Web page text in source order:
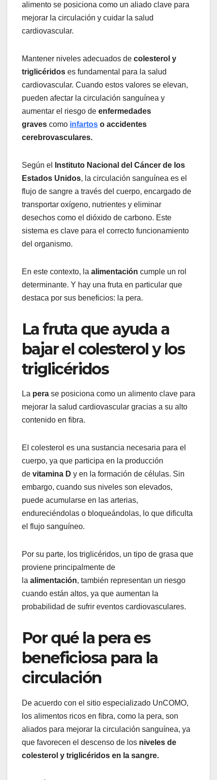
alimento se posiciona como un aliado clave para
mejorar la circulación y cuidar la salud
cardiovascular.
Mantener niveles adecuados de colesterol y
triglicéridos es fundamental para la salud
cardiovascular. Cuando estos valores se elevan,
pueden afectar la circulación sanguínea y
aumentar el riesgo de enfermedades
graves como infartos o accidentes
cerebrovasculares.
Según el
Instituto Nacional del Cáncer de los
Estados Unidos, la circulación sanguínea es el
flujo de sangre a través del cuerpo, encargado de
transportar oxígeno, nutrientes y eliminar
desechos como el dióxido de carbono. Este
sistema es clave para el correcto funcionamiento
del organismo.
En este contexto, la alimentación cumple un rol
determinante. Y hay una fruta en particular que
destaca por sus beneficios: la pera.
La fruta que ayuda a
bajar el colesterol y los
triglicéridos
La pera se posiciona como un alimento clave para
mejorar la salud cardiovascular gracias a su alto
contenido en fibra.
El colesterol es una sustancia necesaria para el
cuerpo, ya que participa en la producción
de vitamina D y en la formación de células. Sin
embargo, cuando sus niveles son elevados,
puede acumularse en las arterias,
endureciéndolas o bloqueándolas, lo que dificulta
el flujo sanguíneo.
Por su parte, los triglicéridos, un tipo de grasa que
proviene principalmente de
la alimentación, también representan un riesgo
cuando están altos, ya que aumentan la
probabilidad de sufrir eventos cardiovasculares.
Por qué la pera es
beneficiosa para la
circulación
De acuerdo con el sitio especializado UnCOMO,
los alimentos ricos en fibra, como la pera, son
aliados para mejorar la circulación sanguínea, ya
que favorecen el descenso de los niveles de
colesterol y triglicéridos en la sangre.